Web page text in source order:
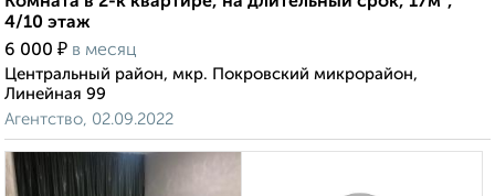
4/10 этаж
6 000 ₽ в месяц
Центральный район, мкр. Покровский микрорайон,
Линейная 99
Агентство, 02.09.2022